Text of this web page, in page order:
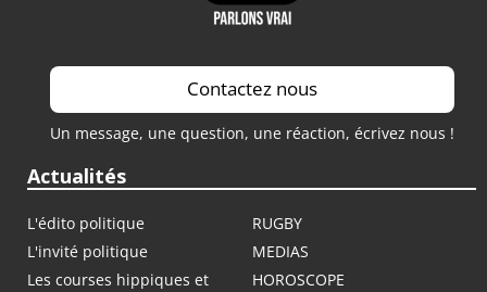
Contactez nous
Un message, une question, une réaction, écrivez nous !
Actualités
L'édito politique
RUGBY
L'invité politique
MEDIAS
Les courses hippiques et
HOROSCOPE